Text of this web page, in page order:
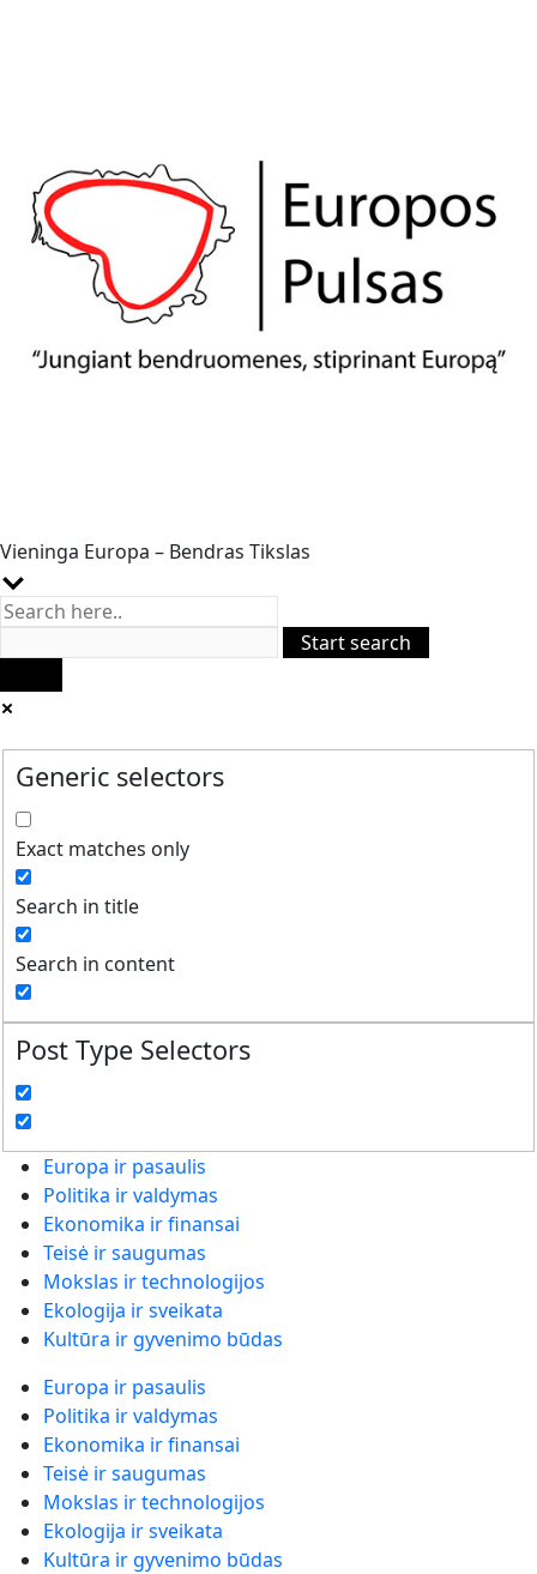
Vieninga Europa – Bendras Tikslas
Generic selectors
Exact matches only
Search in title
Search in content
Post Type Selectors
Europa ir pasaulis
Politika ir valdymas
Ekonomika ir finansai
Teisė ir saugumas
Mokslas ir technologijos
Ekologija ir sveikata
Kultūra ir gyvenimo būdas
Europa ir pasaulis
Politika ir valdymas
Ekonomika ir finansai
Teisė ir saugumas
Mokslas ir technologijos
Ekologija ir sveikata
Kultūra ir gyvenimo būdas